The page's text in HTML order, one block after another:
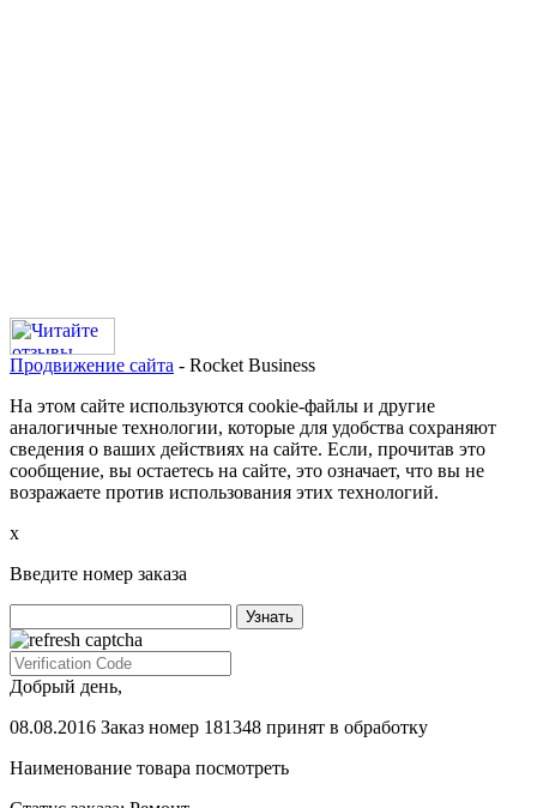
Продвижение сайта - Rocket Business
На этом сайте используются cookie-файлы и другие
аналогичные технологии, которые для удобства сохраняют
сведения о ваших действиях на сайте. Если, прочитав это
сообщение, вы остаетесь на сайте, это означает, что вы не
возражаете против использования этих технологий.
х
Введите номер заказа
Добрый день,
08.08.2016 Заказ номер 181348 принят в обработку
Наименование товара посмотреть